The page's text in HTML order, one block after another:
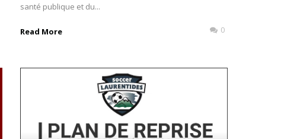
santé publique et du...
Read More 0